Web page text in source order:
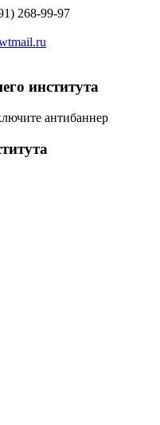
268-99-97
института
антибаннер